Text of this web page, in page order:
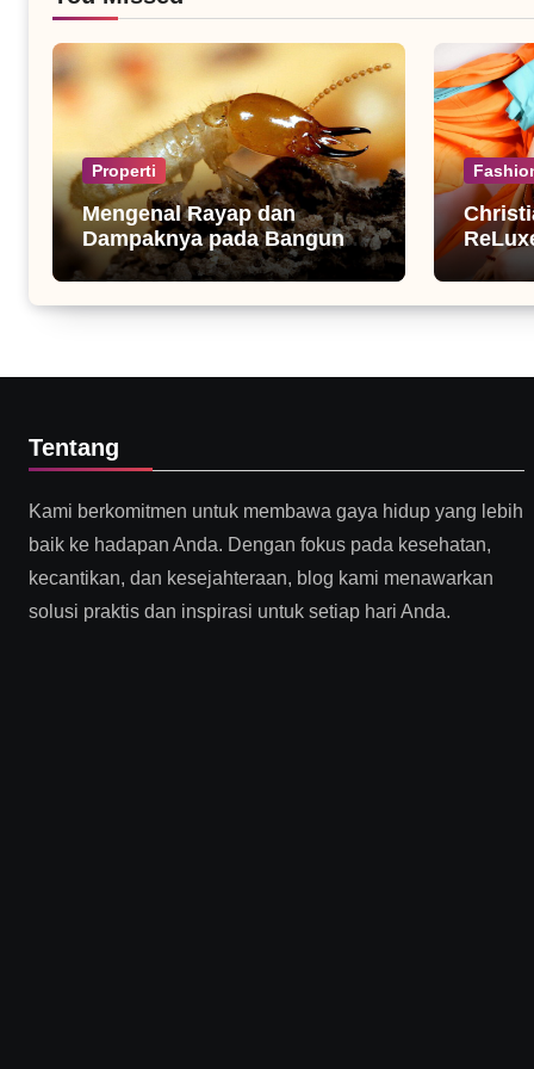
Properti
Mengenal Rayap dan
Dampaknya pada Bangunan
Rumah
Tentang
Kami berkomitmen untuk membawa gaya hidup yang lebih
baik ke hadapan Anda. Dengan fokus pada kesehatan,
kecantikan, dan kesejahteraan, blog kami menawarkan
solusi praktis dan inspirasi untuk setiap hari Anda.